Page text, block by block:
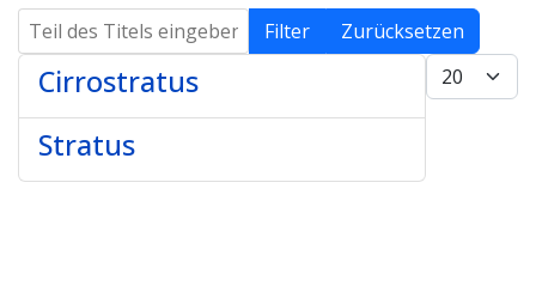
Teil des Titels eingeben Filter
Zurücksetzen
Anzeige #
Cirrostratus
Stratus